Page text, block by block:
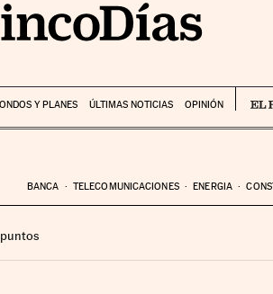
Y PLANES ÚLTIMAS NOTICIAS OPINIÓN
BANCA TELECOMUNICACIONES ENERGIA